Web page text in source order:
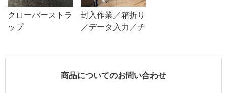
クローバーストラ
ップ
封入作業／箱折り
／データ入力／チ
商品についてのお問い合わせ